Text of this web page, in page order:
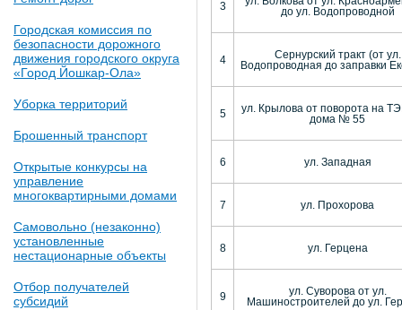
Городская комиссия по
безопасности дорожного
движения городского округа
«Город Йошкар-Ола»
Уборка территорий
Брошенный транспорт
Открытые конкурсы на
управление
многоквартирными домами
Самовольно (незаконно)
установленные
нестационарные объекты
Отбор получателей
субсидий
3
до ул. Водопроводной
4
Сернурский тракт (от ул.
Водопроводная до заправки
5
ул. Крылова от поворота на
дома № 55
6 ул. Западная
7 ул. Прохорова
8 ул. Герцена
9
ул. Суворова от ул.
Машиностроителей до ул.